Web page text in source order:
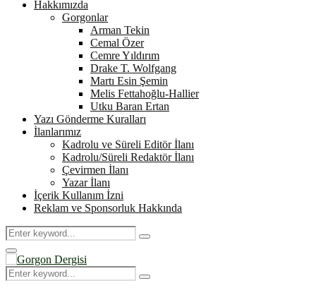
Hakkımızda
Gorgonlar
Arman Tekin
Cemal Özer
Cemre Yıldırım
Drake T. Wolfgang
Martı Esin Şemin
Melis Fettahoğlu-Hallier
Utku Baran Ertan
Yazı Gönderme Kuralları
İlanlarımız
Kadrolu ve Süreli Editör İlanı
Kadrolu/Süreli Redaktör İlanı
Çevirmen İlanı
Yazar İlanı
İçerik Kullanım İzni
Reklam ve Sponsorluk Hakkında
Search
for:
Search
Primary
Menu
Search
for:
Search